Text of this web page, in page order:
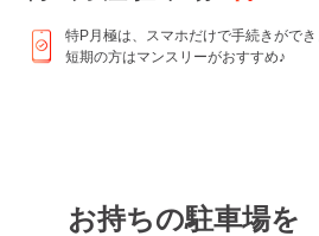
特P月極は、スマホだけで手続きができ
短期の方はマンスリーがおすすめ♪
お持ちの駐車場を